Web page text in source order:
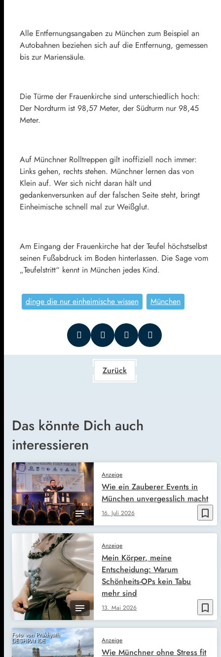
Alle Entfernungsangaben zu München zum Beispiel an
Autobahnen beziehen sich auf die Entfernung, gemessen
bis zur Mariensäule.
Die Türme der Frauenkirche sind unterschiedlich hoch:
Der Nordturm ist 98,57 Meter, der Südturm nur 98,45
Meter.
Auf Münchner Rolltreppen gilt inoffiziell noch immer:
Links gehen, rechts stehen. Münchner lernen das von
Klein auf. Wer sich nicht daran hält und
gedankenversunken auf der falschen Seite steht, bringt
Einheimische schnell mal zur Weißglut.
Am Eingang der Frauenkirche hat der Teufel höchstselbst
seinen Fußabdruck im Boden hinterlassen. Die Sage vom
„Teufelstritt“ kennt in München jedes Kind.
dinge die nur einheimische wissen München
Zurück
Das könnte Dich auch
interessieren
bookmark_border
Anzeige
16. Juli 2026
Wie ein Zauberer Events in
München unvergesslich macht
bookmark_border
Anzeige
13. Mai 2026
Mein Körper, meine
Entscheidung: Warum
Schönheits-OPs kein Tabu
mehr sind
Foto von Prakhyath
DESHPANDE Anzeige
Wie Münchner ohne Stress fit